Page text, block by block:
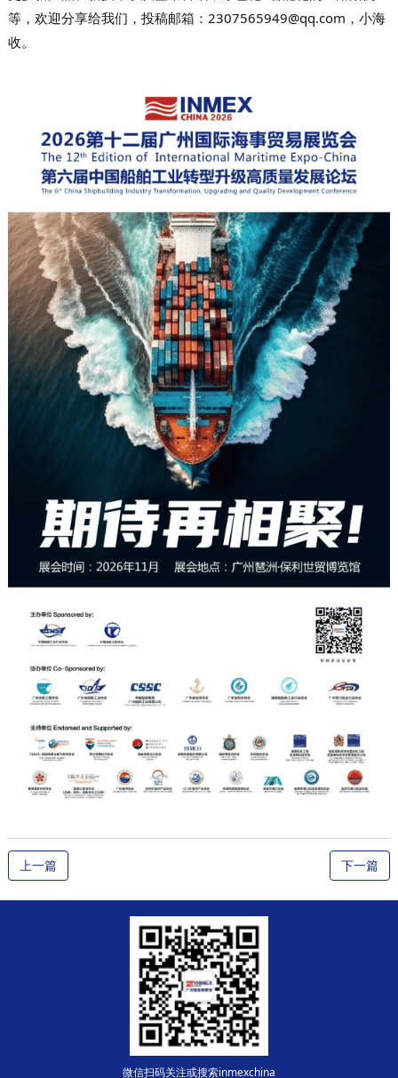
等，欢迎分享给我们，投稿邮箱 ：2307565949@qq.com，小海
收。
上一篇 下一篇
微信扫码关注或搜索inmexchina